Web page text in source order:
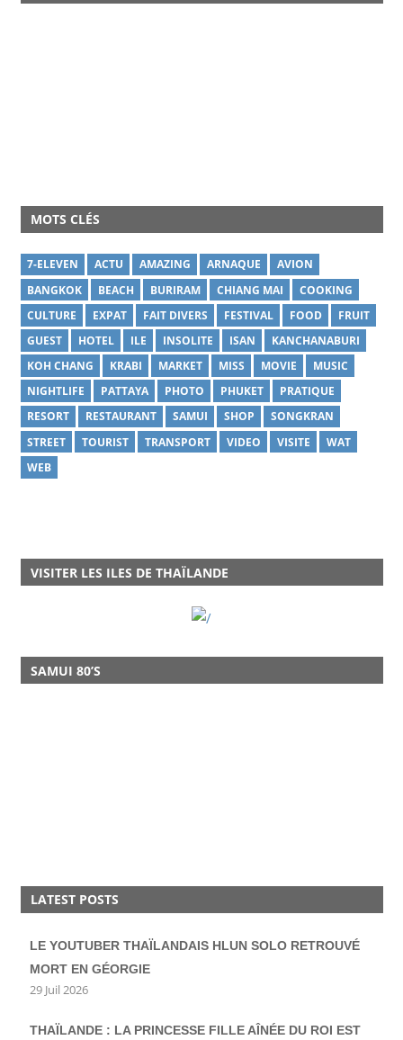
MOTS CLÉS
7-ELEVEN ACTU AMAZING ARNAQUE
AVION
BANGKOK
BEACH BURIRAM CHIANG MAI
COOKING
CULTURE
EXPAT FAIT DIVERS FESTIVAL FOOD
FRUIT
GUEST
HOTEL ILE INSOLITE ISAN
KANCHANABURI
KOH CHANG
KRABI MARKET MISS MOVIE
MUSIC
NIGHTLIFE
PATTAYA PHOTO PHUKET
PRATIQUE
RESORT
RESTAURANT SAMUI SHOP
SONGKRAN
STREET
TOURIST TRANSPORT VIDEO VISITE
WAT
WEB
VISITER LES ILES DE THAÏLANDE
SAMUI 80’S
LATEST POSTS
LE YOUTUBER THAÏLANDAIS HLUN SOLO RETROUVÉ
MORT EN GÉORGIE
29 Juil 2026
THAÏLANDE : LA PRINCESSE FILLE AÎNÉE DU ROI EST